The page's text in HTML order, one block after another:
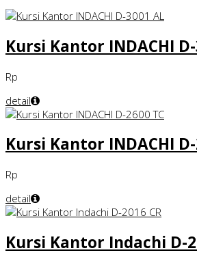
Kursi Kantor INDACHI
Rp
detail
Kursi Kantor INDACHI D-
Rp
detail
Kursi Kantor Indachi D-